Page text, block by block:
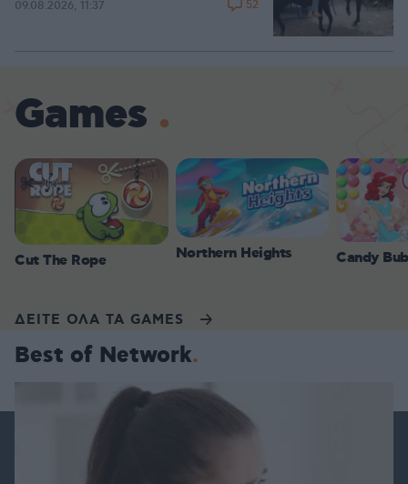
09.08.2026, 11:37 52
Games
Cut The Rope Northern Heights Candy
ΔΕΙΤΕ ΟΛΑ ΤΑ GAMES
Best of Network